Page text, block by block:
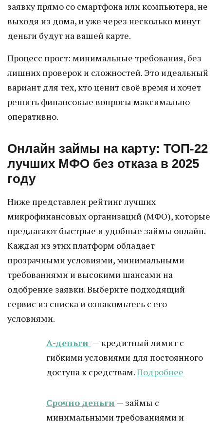
заявку прямо со смартфона или компьютера, не
выходя из дома, и уже через несколько минут
деньги будут на вашей карте.
Процесс прост: минимальные требования, без
лишних проверок и сложностей. Это идеальный
вариант для тех, кто ценит своё время и хочет
решить финансовые вопросы максимально
оперативно.
Онлайн займы на карту: ТОП-22
лучших МФО без отказа в 2025
году
Ниже представлен рейтинг лучших
микрофинансовых организаций (МФО), которые
предлагают быстрые и удобные займы онлайн.
Каждая из этих платформ обладает
прозрачными условиями, минимальными
требованиями и высокими шансами на
одобрение заявки. Выберите подходящий
сервис из списка и ознакомьтесь с его
условиями.
А-деньги — кредитный лимит с
гибкими условиями для постоянного
доступа к средствам.Подробнее
Срочно деньги — займы с
минимальными требованиями и